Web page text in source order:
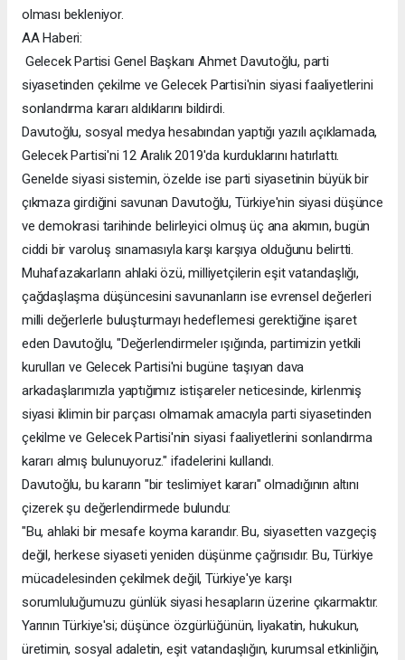
olması bekleniyor.
AA Haberi:
Gelecek Partisi Genel Başkanı Ahmet Davutoğlu, parti
siyasetinden çekilme ve Gelecek Partisi'nin siyasi faaliyetlerini
sonlandırma kararı aldıklarını bildirdi.
Davutoğlu, sosyal medya hesabından yaptığı yazılı açıklamada,
Gelecek Partisi'ni 12 Aralık 2019'da kurduklarını hatırlattı.
Genelde siyasi sistemin, özelde ise parti siyasetinin büyük bir
çıkmaza girdiğini savunan Davutoğlu, Türkiye'nin siyasi düşünce
ve demokrasi tarihinde belirleyici olmuş üç ana akımın, bugün
ciddi bir varoluş sınamasıyla karşı karşıya olduğunu belirtti.
Muhafazakarların ahlaki özü, milliyetçilerin eşit vatandaşlığı,
çağdaşlaşma düşüncesini savunanların ise evrensel değerleri
milli değerlerle buluşturmayı hedeflemesi gerektiğine işaret
eden Davutoğlu, "Değerlendirmeler ışığında, partimizin yetkili
kurulları ve Gelecek Partisi'ni bugüne taşıyan dava
arkadaşlarımızla yaptığımız istişareler neticesinde, kirlenmiş
siyasi iklimin bir parçası olmamak amacıyla parti siyasetinden
çekilme ve Gelecek Partisi'nin siyasi faaliyetlerini sonlandırma
kararı almış bulunuyoruz." ifadelerini kullandı.
Davutoğlu, bu kararın "bir teslimiyet kararı" olmadığının altını
çizerek şu değerlendirmede bulundu:
"Bu, ahlaki bir mesafe koyma kararıdır. Bu, siyasetten vazgeçiş
değil, herkese siyaseti yeniden düşünme çağrısıdır. Bu, Türkiye
mücadelesinden çekilmek değil, Türkiye'ye karşı
sorumluluğumuzu günlük siyasi hesapların üzerine çıkarmaktır.
Yarının Türkiye'si; düşünce özgürlüğünün, liyakatin, hukukun,
üretimin, sosyal adaletin, eşit vatandaşlığın, kurumsal etkinliğin,